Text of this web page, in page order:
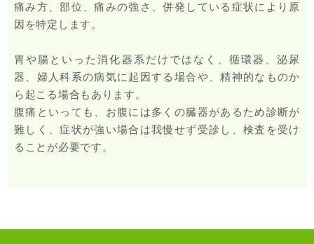
痛み方、部位、痛みの強さ、併発している症状により原
因を特定します。
胃や腸といった消化器系だけではなく、循環器、泌尿
器、婦人科系の病気に起因する場合や、精神的なものか
ら起こる場合もあります。
腹痛といっても、お腹には多くの臓器があるため診断が
難しく、症状が強い場合は我慢せず受診し、検査を受け
ることが必要です。